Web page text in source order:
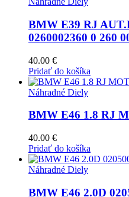
BMW E39 RJ
0260002360 0 260
40.00 €
Pridať do košíka
Náhradné Diely
BMW E46 1.8 RJ
40.00 €
Pridať do košíka
Náhradné Diely
BMW E46 2.0D